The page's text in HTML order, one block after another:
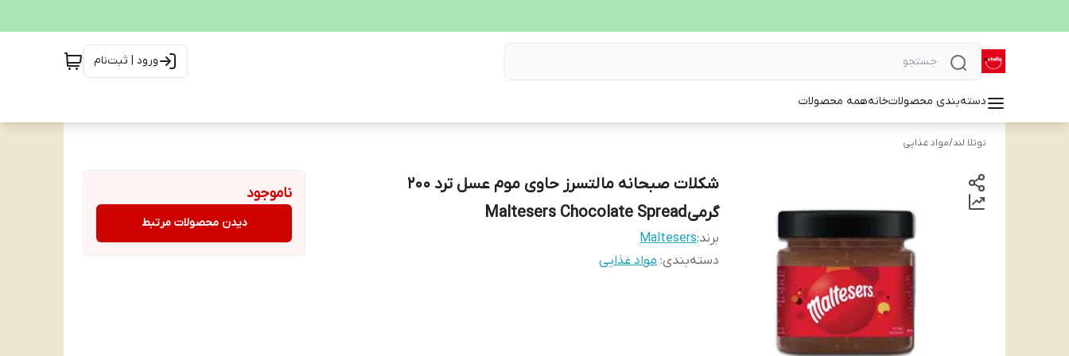
ورود | ثبت‌نام
دسته‌بندی محصولاتخانههمه محصولات
نوتلا لند/مواد غذایی
شکلات صبحانه مالتسرز حاوی موم عسل ترد 200
گرمی Maltesers Chocolate Spread
برند:Maltesers
دسته‌بندی: مواد غذایی
ناموجود
دیدن محصولات مرتبط